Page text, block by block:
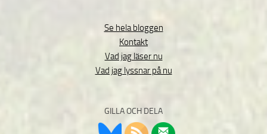
Se hela bloggen
Kontakt
Vad jag läser nu
Vad jag lyssnar på nu
GILLA OCH DELA